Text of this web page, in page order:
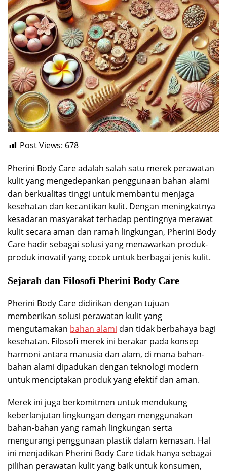
Post Views: 678
Pherini Body Care adalah salah satu merek perawatan
kulit yang mengedepankan penggunaan bahan alami
dan berkualitas tinggi untuk membantu menjaga
kesehatan dan kecantikan kulit. Dengan meningkatnya
kesadaran masyarakat terhadap pentingnya merawat
kulit secara aman dan ramah lingkungan, Pherini Body
Care hadir sebagai solusi yang menawarkan produk-
produk inovatif yang cocok untuk berbagai jenis kulit.
Sejarah dan Filosofi Pherini Body Care
Pherini Body Care didirikan dengan tujuan
memberikan solusi perawatan kulit yang
mengutamakan bahan alami dan tidak berbahaya bagi
kesehatan. Filosofi merek ini berakar pada konsep
harmoni antara manusia dan alam, di mana bahan-
bahan alami dipadukan dengan teknologi modern
untuk menciptakan produk yang efektif dan aman.
Merek ini juga berkomitmen untuk mendukung
keberlanjutan lingkungan dengan menggunakan
bahan-bahan yang ramah lingkungan serta
mengurangi penggunaan plastik dalam kemasan. Hal
ini menjadikan Pherini Body Care tidak hanya sebagai
pilihan perawatan kulit yang baik untuk konsumen,